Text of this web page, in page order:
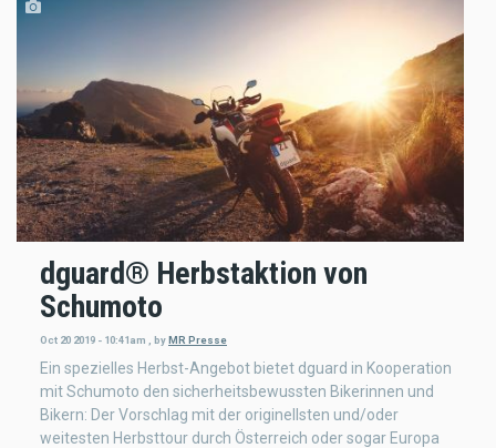
dguard® Herbstaktion von
Schumoto
Oct 20 2019 - 10:41am byMR Presse
Ein spezielles Herbst-Angebot bietet dguard in Kooperation
mit Schumoto den sicherheitsbewussten Bikerinnen und
Bikern: Der Vorschlag mit der originellsten und/oder
weitesten Herbsttour durch Österreich oder sogar Europa